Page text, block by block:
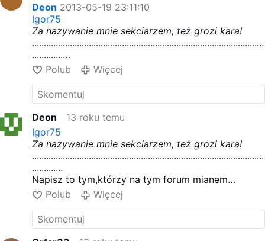
Deon 2013-05-19 23:11:10
Igor75
Za nazywanie mnie sekciarzem, też grozi kara!
..................................................................................................
.............
Napisz to tym,którzy na tym forum mianem
sekciarzy nazywają tych,którzy należą do ruchów
ewangelizacyjnych w Kościele.
=====================
Wiem komu mam pisać.
Polub Więcej
Deon
13 roku temu
Igor75
Za nazywanie mnie sekciarzem, też grozi kara!
..................................................................................................
.............
Napisz to tym,którzy na tym forum mianem
sekciarzy nazywają tych,którzy należą do ruchów
ewangelizacyjnych w Kościele.
Polub Więcej